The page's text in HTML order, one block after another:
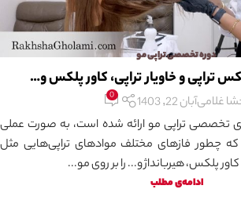
دوره تخصصی تراپی مو
تراپی و خاویار تراپی، کاور پلکس و…
غلامیآبان 22, 1403 0
تخصصی تراپی مو ارائه شده است، به صورت عملی
چطور فازهای مختلف موادهای تراپی‌هایی مثل
پلکس، هیربانداژ و... را بر روی مو...
ادامه‌ی مطلب